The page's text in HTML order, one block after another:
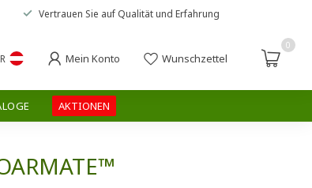
Vertrauen Sie auf Qualität und Erfahrung
Mein Konto Wunschzettel
0
AKTIONEN